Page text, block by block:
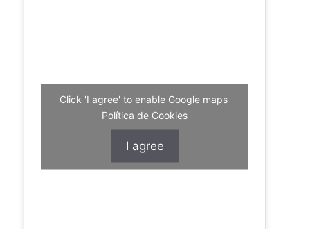
Click 'I agree' to enable Google maps
Política de Cookies
I agree